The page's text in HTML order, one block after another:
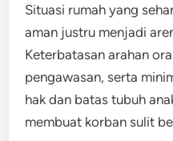
Situasi rumah yang
aman justru menjadi
Keterbatasan arahan
pengawasan, serta
hak dan batas tubuh
membuat korban sulit